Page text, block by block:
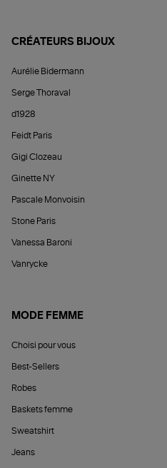
CRÉATEURS BIJOUX
Aurélie Bidermann
Serge Thoraval
d1928
Feidt Paris
Gigi Clozeau
Ginette NY
Pascale Monvoisin
Stone Paris
Vanessa Baroni
Vanrycke
MODE FEMME
Choisi pour vous
Best-Sellers
Robes
Baskets femme
Sweatshirt
Jeans